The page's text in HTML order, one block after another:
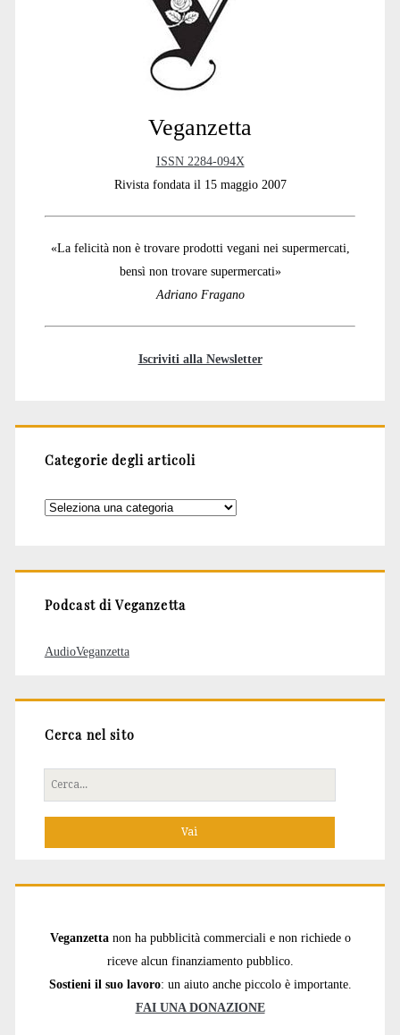
Veganzetta
ISSN 2284-094X
Rivista fondata il 15 maggio 2007
«La felicità non è trovare prodotti vegani nei supermercati,
bensì non trovare supermercati»
Adriano Fragano
Iscriviti alla Newsletter
Categorie degli articoli
Categorie
Podcast di Veganzetta
AudioVeganzetta
Cerca nel sito
Cerca
per:
Veganzetta non ha pubblicità commerciali e non richiede o
riceve alcun finanziamento pubblico.
Sostieni il suo lavoro: un aiuto anche piccolo è importante.
FAI UNA DONAZIONE